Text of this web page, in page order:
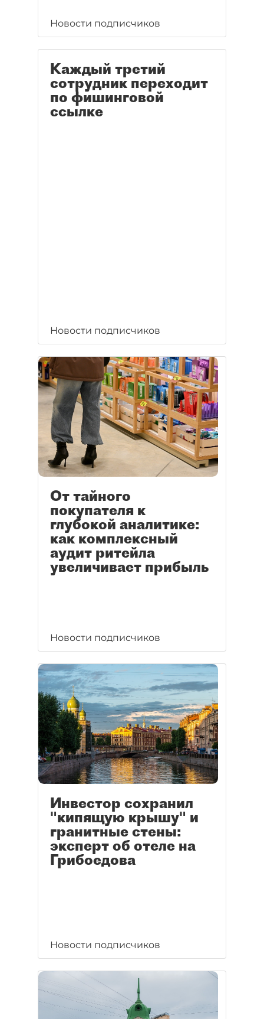
Новости подписчиков
Каждый третий
сотрудник переходит
по фишинговой
ссылке
Новости подписчиков
От тайного
покупателя к
глубокой аналитике:
как комплексный
аудит ритейла
увеличивает прибыль
Новости подписчиков
Инвестор сохранил
"кипящую крышу" и
гранитные стены:
эксперт об отеле на
Грибоедова
Новости подписчиков